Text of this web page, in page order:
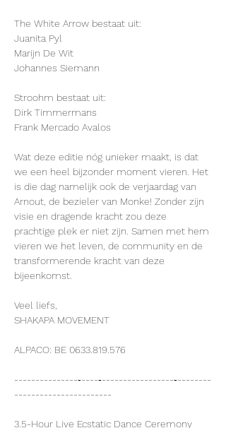
The White Arrow bestaat uit:
Juanita Pyl
Marijn De Wit
Johannes Siemann
Stroohm bestaat uit:
Dirk Timmermans
Frank Mercado Avalos
Wat deze editie nóg unieker maakt, is dat
we een heel bijzonder moment vieren. Het
is die dag namelijk ook de verjaardag van
Arnout, de bezieler van Monke! Zonder zijn
visie en dragende kracht zou deze
prachtige plek er niet zijn. Samen met hem
vieren we het leven, de community en de
transformerende kracht van deze
bijeenkomst.
Veel liefs,
SHAKAPA MOVEMENT
ALPACO: BE 0633.819.576
---------------‐----‐-----------------‐--------
-----------------------
3.5-Hour Live Ecstatic Dance Ceremony